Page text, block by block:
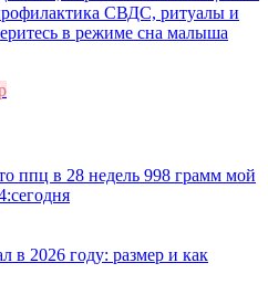
СВДС, ритуалы и
в режиме сна малыша
ппц в 28 недель 998 грамм мой